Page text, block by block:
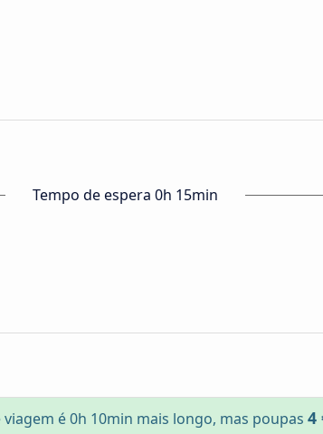
Tempo de espera 0h 15min
é 0h 10min mais longo, mas poupas 4